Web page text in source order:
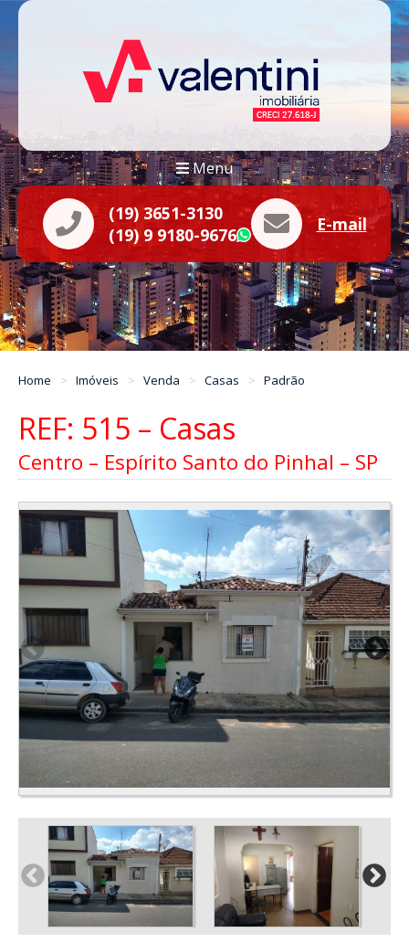
Menu
(19) 3651-3130
(19) 9 9180-9676
WhatsApp
E-mail
Home Imóveis Venda Casas Padrão
REF: 515 – Casas
Centro – Espírito Santo do Pinhal – SP